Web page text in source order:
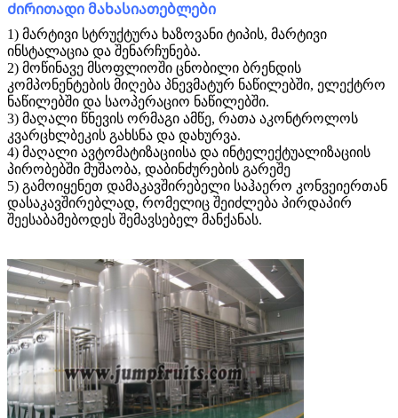
Ძირითადი მახასიათებლები
1) მარტივი სტრუქტურა ხაზოვანი ტიპის, მარტივი
ინსტალაცია და შენარჩუნება.
2) მოწინავე მსოფლიოში ცნობილი ბრენდის
კომპონენტების მიღება პნევმატურ ნაწილებში, ელექტრო
ნაწილებში და საოპერაციო ნაწილებში.
3) მაღალი წნევის ორმაგი ამწე, რათა აკონტროლოს
კვარცხლბეკის გახსნა და დახურვა.
4) მაღალი ავტომატიზაციისა და ინტელექტუალიზაციის
პირობებში მუშაობა, დაბინძურების გარეშე
5) გამოიყენეთ დამაკავშირებელი საჰაერო კონვეიერთან
დასაკავშირებლად, რომელიც შეიძლება პირდაპირ
შეესაბამებოდეს შემავსებელ მანქანას.